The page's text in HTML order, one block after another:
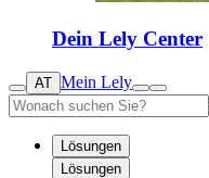
Dein Lely Center
AT Mein Lely
Lösungen
Lösungen